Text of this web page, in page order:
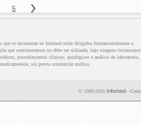
que se encuentran en Infomed están dirigidos fundamentalmente a
que suministramos no debe ser utilizada, bajo ninguna
procedimientos clínicos, quirúrgicos o análisis de laboratorio,
sin previa orientación médica.
© 1999-2026 Infomed -